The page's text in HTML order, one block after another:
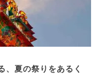
夏の祭りをあるく